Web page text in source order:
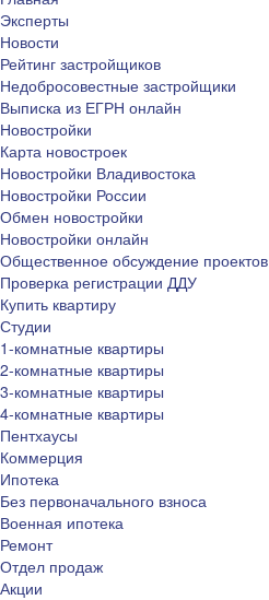
Эксперты
Новости
Рейтинг застройщиков
Недобросовестные застройщики
Выписка из ЕГРН онлайн
Новостройки
Карта новостроек
Новостройки Владивостока
Новостройки России
Обмен новостройки
Новостройки онлайн
Общественное обсуждение проектов
Проверка регистрации ДДУ
Купить квартиру
Студии
1-комнатные квартиры
2-комнатные квартиры
3-комнатные квартиры
4-комнатные квартиры
Пентхаусы
Коммерция
Ипотека
Без первоначального взноса
Военная ипотека
Ремонт
Отдел продаж
Акции